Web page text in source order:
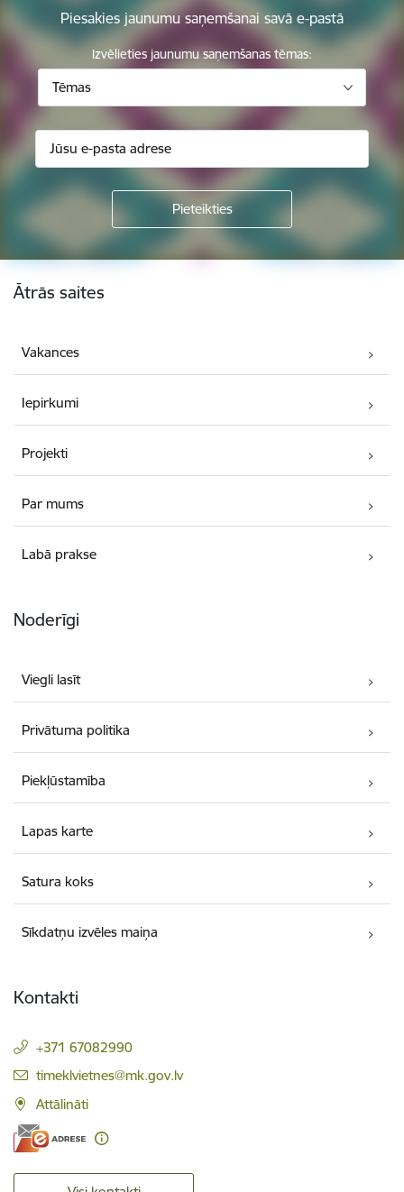
Piesakies jaunumu saņemšanai savā e-pastā
Izvēlieties jaunumu saņemšanas tēmas:
Tēmas
Kājene
Ātrās saites
Vakances
Iepirkumi
Projekti
Par mums
Labā prakse
Noderīgi
Viegli lasīt
Privātuma politika
Piekļūstamība
Lapas karte
Satura koks
Sīkdatņu izvēles maiņa
Kontakti
+371 67082990
E-pasts:
timeklvietnes@mk.gov.lv
Attālināti